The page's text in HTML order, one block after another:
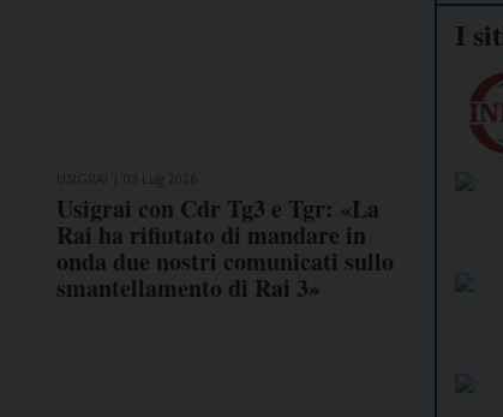
USIGRAI
Usigrai con Cdr Tg3 e Tgr: «La
Rai ha rifiutato di mandare in
onda due nostri comunicati sullo
smantellamento di Rai 3»
I